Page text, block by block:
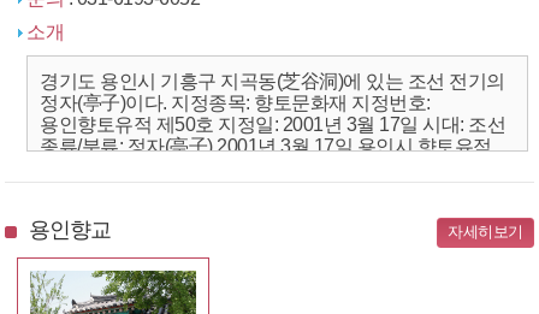
소개
경기도 용인시 기흥구 지곡동(芝谷洞)에 있는 조선 전기의
정자(亭子)이다. 지정종목: 향토문화재 지정번호:
용인향토유적 제50호 지정일: 2001년 3월 17일 시대: 조선
종류/분류: 정자(亭子) 2001년 3월 17일 용인시 향토유적
용인향교 자세히보기